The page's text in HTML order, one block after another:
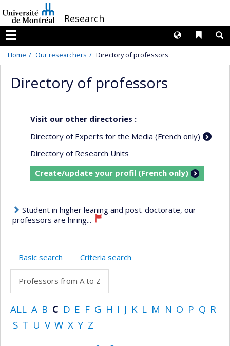
au
contenu
/Research
Menu
Liens
Langues
Home Our researchers Directory of professors
Directory of professors
Visit our other directories :
Directory of Experts for the Media (French only)
Directory of Research Units
Create/update your profil (French only)
Student in higher leaning and post-doctorate, our
professors are hiring...
Basic search Criteria search
Professors from A to Z
ALL A B C D E F G H I J K L M N O P Q R
S T U V W X Y Z